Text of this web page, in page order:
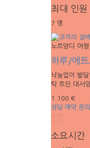
최대 인원
7 명
노르망디 여행
하루/에
낙농업이 발
탁 트인 대서
1.100 €
상담·예약 문의
소요시간